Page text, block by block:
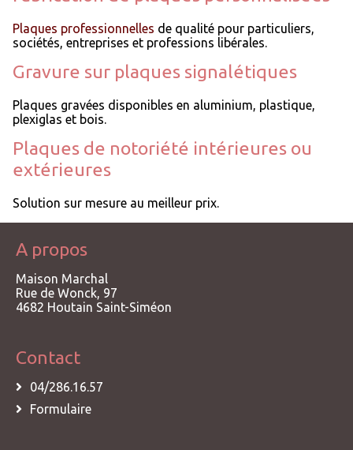
Plaques professionnelles de qualité pour particuliers,
sociétés, entreprises et professions libérales.
Gravure sur plaques signalétiques
Plaques gravées disponibles en aluminium, plastique,
plexiglas et bois.
Plaques de notoriété intérieures ou
extérieures
Solution sur mesure au meilleur prix.
A propos
Maison Marchal
Rue de Wonck, 97
4682 Houtain Saint-Siméon
Contact
04/286.16.57
Formulaire